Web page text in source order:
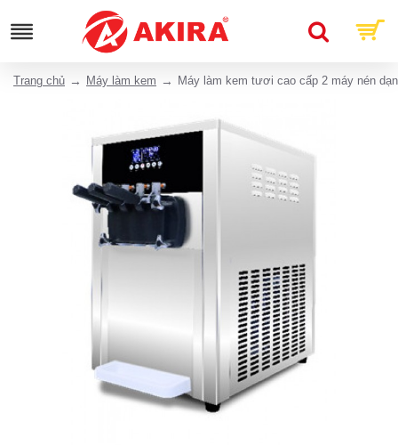
Trang chủ Máy làm kem Máy làm kem tươi cao cấp 2 máy nén